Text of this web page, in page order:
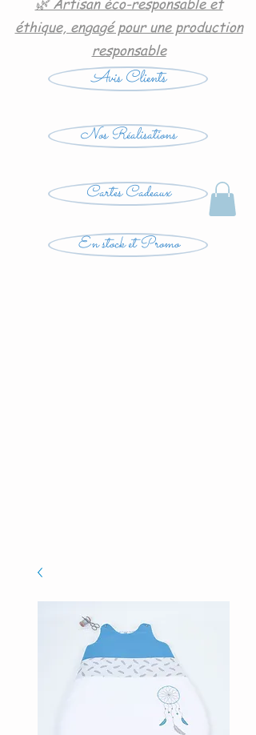
éthique, engagé pour une production
responsable
Avis Clients
Nos Réalisations
Cartes Cadeaux
En stock et Promo